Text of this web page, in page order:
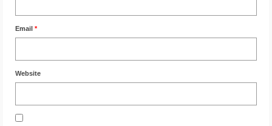
Email *
Website